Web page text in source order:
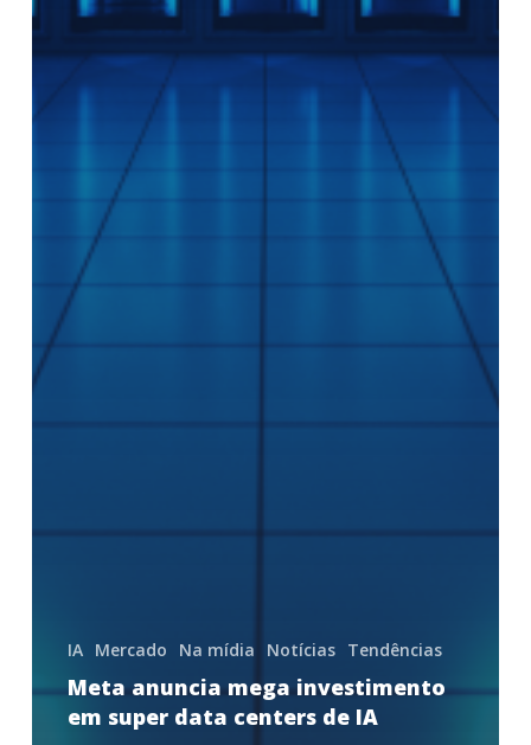
IA Mercado Na mídia Notícias Tendências
Meta anuncia mega investimento
em super data centers de IA